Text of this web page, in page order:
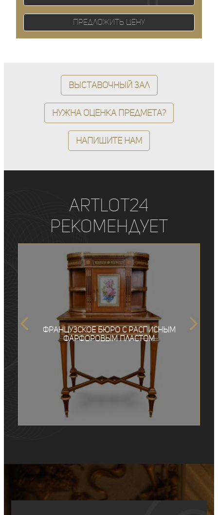
Предложить цену
Выставочный зал
Нужна оценка предмета?
Напишите нам
ArtLot24
рекомендует
Французское бюро с расписным
фарфоровым пластом